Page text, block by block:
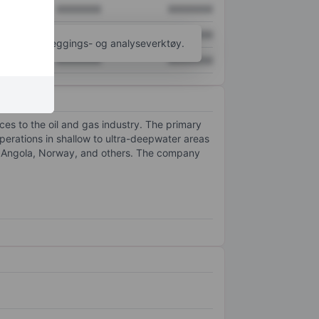
XXXXXXX XXXXXXX
flere kartleggings- og analyseverktøy.
to the oil and gas industry. The primary
in shallow to ultra-deepwater areas
Norway, and others. The company